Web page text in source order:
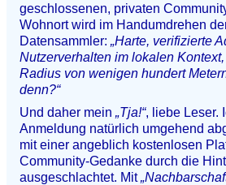
geschlossenen, privaten
Wohnort wird im Handumdrehen
Datensammler: „Harte, verifizierte
Nutzerverhalten im lokalen
Radius von wenigen hundert
denn?“
Und daher mein „Tja!“, liebe Leser.
Anmeldung natürlich umgehend
mit einer angeblich kostenlosen
Community-Gedanke durch die
ausgeschlachtet. Mit